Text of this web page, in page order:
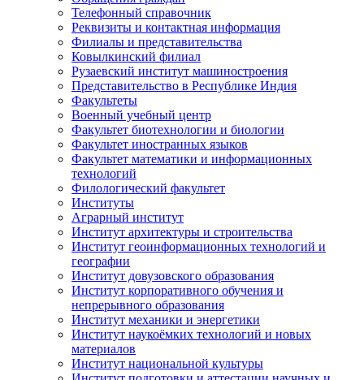
Телефонный справочник
Реквизиты и контактная информация
Филиалы и представительства
Ковылкинский филиал
Рузаевский институт машиностроения
Представительство в Республике Индия
Факультеты
Военный учебный центр
Факультет биотехнологии и биологии
Факультет иностранных языков
Факультет математики и информационных
технологий
Филологический факультет
Институты
Аграрный институт
Институт архитектуры и строительства
Институт геоинформационных технологий и
географии
Институт довузовского образования
Институт корпоративного обучения и
непрерывного образования
Институт механики и энергетики
Институт наукоёмких технологий и новых
материалов
Институт национальной культуры